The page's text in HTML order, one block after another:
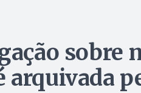
sobre
arquivada